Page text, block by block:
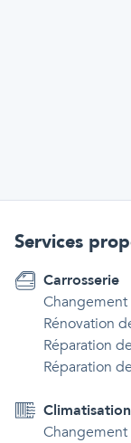
Services
Carrosserie
Rénovation
Réparation
Réparation
Climatisation